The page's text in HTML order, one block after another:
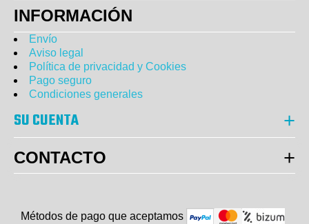
INFORMACIÓN
Envío
Aviso legal
Política de privacidad y Cookies
Pago seguro
Condiciones generales
SU CUENTA
CONTACTO
Métodos de pago que aceptamos